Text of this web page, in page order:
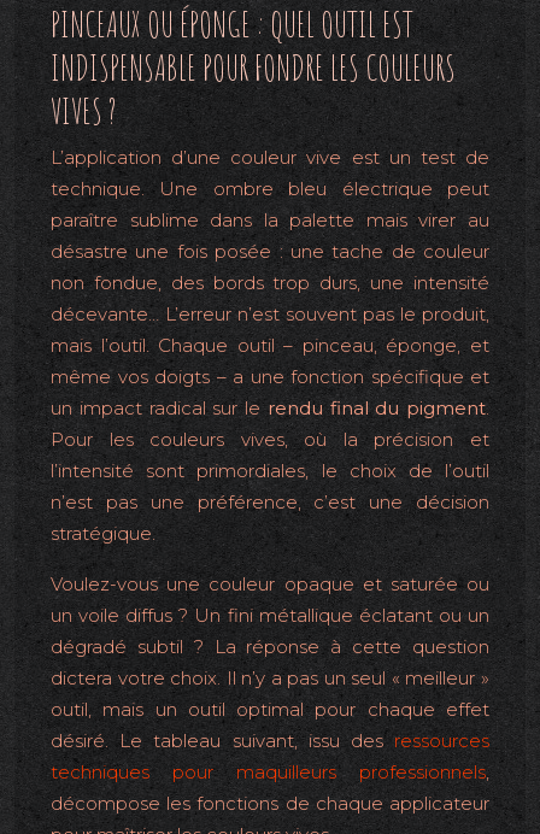
PINCEAUX OU ÉPONGE : QUEL OUTIL EST
INDISPENSABLE POUR FONDRE LES COULEURS
VIVES ?
L’application d’une couleur vive est un test de
technique. Une ombre bleu électrique peut
paraître sublime dans la palette mais virer au
désastre une fois posée : une tache de couleur
non fondue, des bords trop durs, une intensité
décevante… L’erreur n’est souvent pas le produit,
mais l’outil. Chaque outil – pinceau, éponge, et
même vos doigts – a une fonction spécifique et
un impact radical sur lerendu final du pigment.
Pour les couleurs vives, où la précision et
l’intensité sont primordiales, le choix de l’outil
n’est pas une préférence, c’est une décision
stratégique.
Voulez-vous une couleur opaque et saturée ou
un voile diffus ? Un fini métallique éclatant ou un
dégradé subtil ? La réponse à cette question
dictera votre choix. Il n’y a pas un seul « meilleur »
outil, mais un outil optimal pour chaque effet
désiré. Le tableau suivant, issu des ressources
techniques pour maquilleurs professionnels,
décompose les fonctions de chaque applicateur